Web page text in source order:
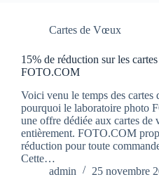
Cartes de Vœux
15% de réduction sur les
FOTO.COM
Voici venu le temps des cartes
pourquoi le laboratoire photo
une offre dédiée aux cartes de
entièrement. FOTO.COM
réduction pour toute
Cette…
admin
25 novembre